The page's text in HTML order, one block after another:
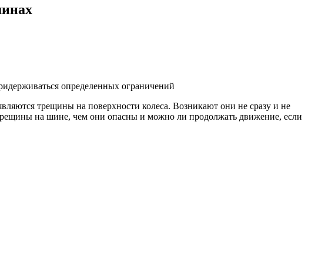
определенных ограничений
трещины на поверхности колеса. Возникают они не сразу и не
на шине, чем они опасны и можно ли продолжать движение, если